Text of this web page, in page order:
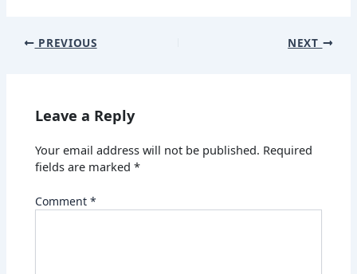
PREVIOUS NEXT
Leave a Reply
Your email address will not be published. Required
fields are marked*
Comment*